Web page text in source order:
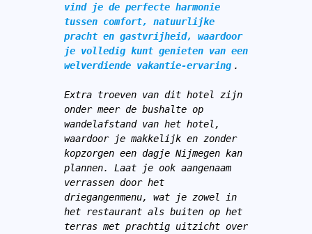
vind je de perfecte harmonie
tussen comfort, natuurlijke
pracht en gastvrijheid, waardoor
je volledig kunt genieten van een
welverdiende vakantie-ervaring .
Extra troeven van dit hotel zijn
onder meer de bushalte op
wandelafstand van het hotel,
waardoor je makkelijk en zonder
kopzorgen een dagje Nijmegen kan
plannen. Laat je ook aangenaam
verrassen door het
driegangenmenu, wat je zowel in
het restaurant als buiten op het
terras met prachtig uitzicht over